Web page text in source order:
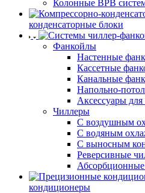
Колонные ВРВ
конденсаторные блоки
Фанкойлы
Настенные
Кассетные
Канальные
Напольно-
Аксессуары
Чиллеры
С воздушным
С водяным
С выносным
Реверсивные
кондиционеры